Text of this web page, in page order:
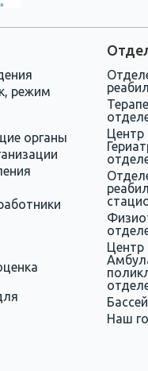
режим
органы
Центр
Центр
Наш